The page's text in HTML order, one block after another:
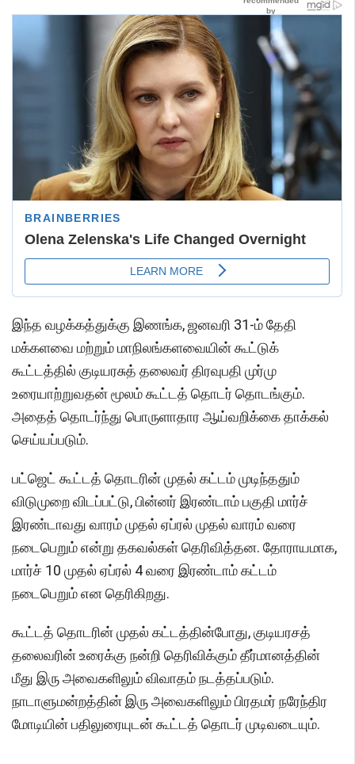
இந்த வழக்கத்துக்கு இணங்க, ஜனவரி 31-ம் தேதி
மக்களவை மற்றும் மாநிலங்களவையின் கூட்டுக்
கூட்டத்தில் குடியரசுத் தலைவர் திரவுபதி முர்மு
உரையாற்றுவதன் மூலம் கூட்டத் தொடர் தொடங்கும்.
அதைத் தொடர்ந்து பொருளாதார ஆய்வறிக்கை தாக்கல்
செய்யப்படும்.
பட்ஜெட் கூட்டத் தொடரின் முதல் கட்டம் முடிந்ததும்
விடுமுறை விடப்பட்டு, பின்னர் இரண்டாம் பகுதி மார்ச்
இரண்டாவது வாரம் முதல் ஏப்ரல் முதல் வாரம் வரை
நடைபெறும் என்று தகவல்கள் தெரிவித்தன. தோராயமாக,
மார்ச் 10 முதல் ஏப்ரல் 4 வரை இரண்டாம் கட்டம்
நடைபெறும் என தெரிகிறது.
கூட்டத் தொடரின் முதல் கட்டத்தின்போது, குடியரசத்
தலைவரின் உரைக்கு நன்றி தெரிவிக்கும் தீர்மானத்தின்
மீது இரு அவைகளிலும் விவாதம் நடத்தப்படும்.
நாடாளுமன்றத்தின் இரு அவைகளிலும் பிரதமர் நரேந்திர
மோடியின் பதிலுரையுடன் கூட்டத் தொடர் முடிவடையும்.